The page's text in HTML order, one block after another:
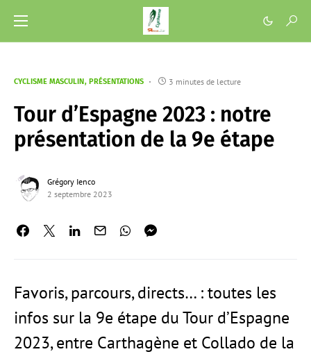
CYCLISME MASCULIN PRÉSENTATIONS 3 minutes de lecture
Tour d’Espagne 2023 : notre
présentation de la 9e étape
Grégory Ienco
2 septembre 2023
Favoris, parcours, directs… : toutes les
infos sur la 9e étape du Tour d’Espagne
2023, entre Carthagène et Collado de la